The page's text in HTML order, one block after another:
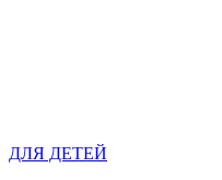
ДЛЯ ДЕТЕЙ